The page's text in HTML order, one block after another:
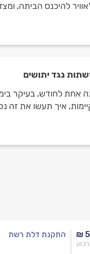
להיכנס הביתה,
נגד יתושים
אחת לחודש, בעיקר
איך תעשו את זה
₪ התקנת דלת רשת